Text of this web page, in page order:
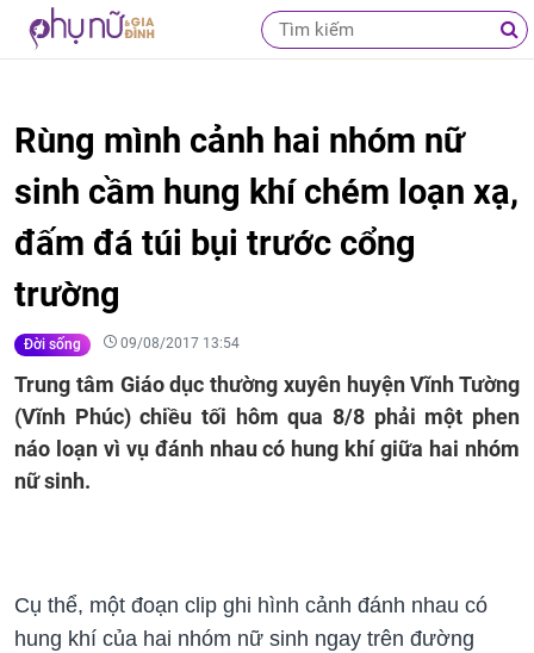
Rùng mình cảnh hai nhóm nữ
sinh cầm hung khí chém loạn xạ,
đấm đá túi bụi trước cổng
trường
Đời sống 09/08/2017 13:54
Trung tâm Giáo dục thường xuyên huyện Vĩnh Tường
(Vĩnh Phúc) chiều tối hôm qua 8/8 phải một phen
náo loạn vì vụ đánh nhau có hung khí giữa hai nhóm
nữ sinh.
Cụ thể, một đoạn clip ghi hình cảnh đánh nhau có
hung khí của hai nhóm nữ sinh ngay trên đường